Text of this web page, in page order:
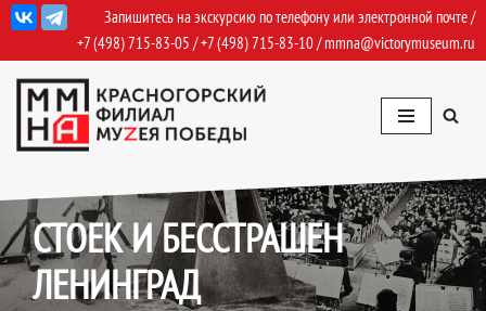
Перейти
к
содержимому
Запишитесь на экскурсию по телефону или электронной почте /
+7 (498) 715-83-05 /+7 (498) 715-83-10/mmna@victorymuseum.ru
СТОЕК И БЕССТРАШЕН
ЛЕНИНГРАД